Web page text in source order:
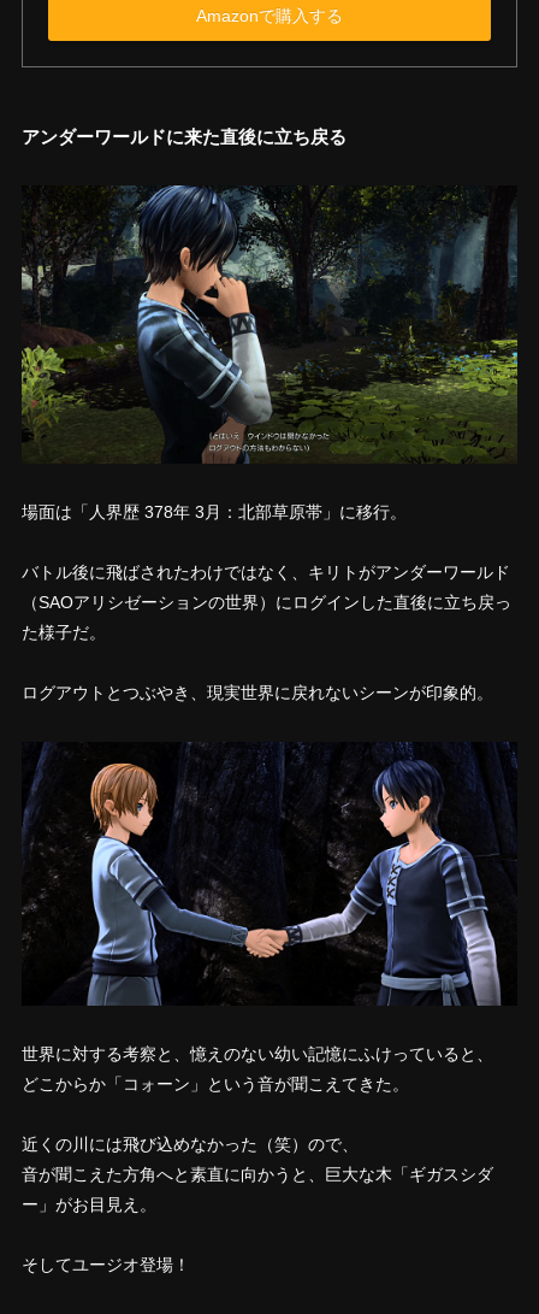
Amazonで購入する
アンダーワールドに来た直後に立ち戻る
場面は「人界歴 378年 3月：北部草原帯」に移行。
バトル後に飛ばされたわけではなく、 キリトがアンダーワールド
（SAOアリシゼーションの世界）にログインした直後に立ち戻っ
た様子だ。
ログアウトとつぶやき、現実世界に戻れないシーンが印象的。
世界に対する考察と、憶えのない幼い記憶にふけっていると、
どこからか「コォーン」という音が聞こえてきた。
近くの川には飛び込めなかった（笑）ので、
音が聞こえた方角へと素直に向かうと、巨大な木「ギガスシダ
ー」がお目見え。
そしてユージオ登場！